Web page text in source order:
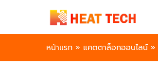
หน้าแรก » แคตตาล็อกออนไลน์ »